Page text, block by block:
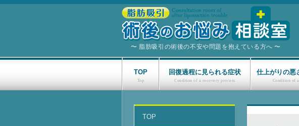
〜 脂肪吸引の術後の不安や問題を抱えている方へ 〜
TOP 回復過程に見られる症状 仕上がりの悪
TOP